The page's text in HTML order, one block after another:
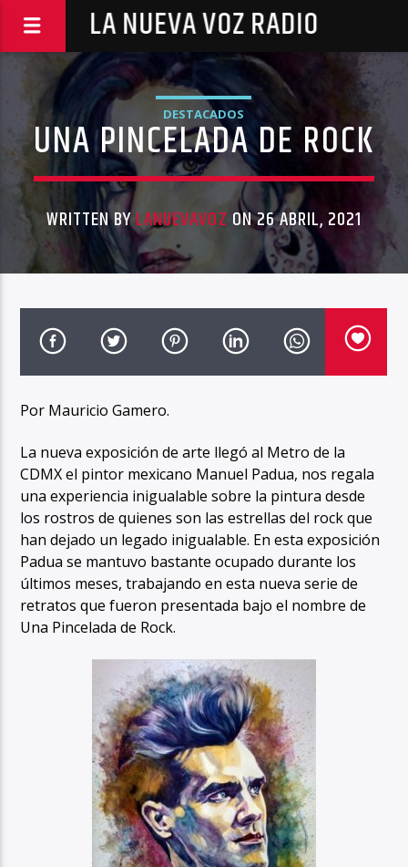
LA NUEVA VOZ RADIO
DESTACADOS
UNA PINCELADA DE ROCK
WRITTEN BYLANUEVAVOZ ON 26 ABRIL, 2021
Por Mauricio Gamero.
La nueva exposición de arte llegó al Metro de la
CDMX el pintor mexicano Manuel Padua, nos regala
una experiencia inigualable sobre la pintura desde
los rostros de quienes son las estrellas del rock que
han dejado un legado inigualable. En esta exposición
Padua se mantuvo bastante ocupado durante los
últimos meses, trabajando en esta nueva serie de
retratos que fueron presentada bajo el nombre de
Una Pincelada de Rock.